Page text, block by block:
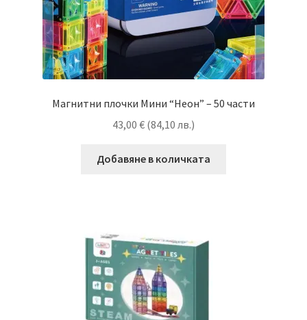
Магнитни плочки Мини “Неон” – 50 части
43,00 € (84,10 лв.)
Добавяне в количката